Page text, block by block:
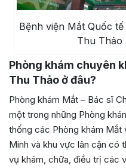
Bệnh viện Mắt Quốc
Thu Thảo
Phòng khám chuyên
Thu Thảoở đâu?
Phòng khám Mắt – Bác sĩ
một trong những Phòng
thống các Phòng khám Mắt
Minh và khu vực lân cận có
vụ khám, chữa, điều trị các